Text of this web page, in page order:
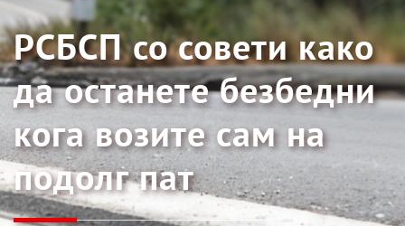
РСБСП со совети како
да останете безбедни
кога возите сам на
подолг пат